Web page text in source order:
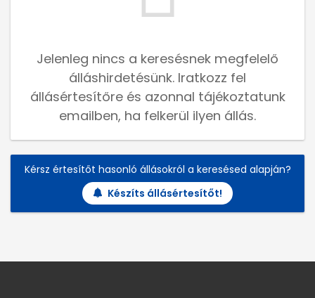
Jelenleg nincs a keresésnek megfelelő
álláshirdetésünk. Iratkozz fel
állásértesítőre és azonnal tájékoztatunk
emailben, ha felkerül ilyen állás.
Kérsz értesítőt hasonló állásokról a keresésed alapján?
Készíts állásértesítőt!